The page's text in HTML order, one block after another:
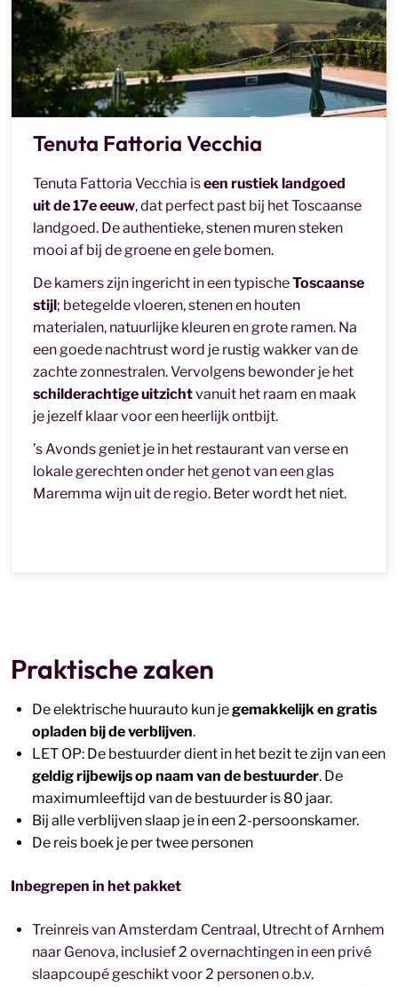
Tenuta Fattoria Vecchia
Tenuta Fattoria Vecchia iseen rustiek landgoed
uit de 17e eeuw, dat perfect past bij het Toscaanse
landgoed. De authentieke, stenen muren steken
mooi af bij de groene en gele bomen.
De kamers zijn ingericht in een typischeToscaanse
stijl; betegelde vloeren, stenen en houten
materialen, natuurlijke kleuren en grote ramen. Na
een goede nachtrust word je rustig wakker van de
zachte zonnestralen. Vervolgens bewonder je het
schilderachtige uitzichtvanuit het raam en maak
je jezelf klaar voor een heerlijk ontbijt.
’s Avonds geniet je in het restaurant van verse en
lokale gerechten onder het genot van een glas
Maremma wijn uit de regio. Beter wordt het niet.
Praktische zaken
De elektrische huurauto kun jegemakkelijk en gratis
opladen bij de verblijven.
LET OP: De bestuurder dient in het bezit te zijn van een
geldig rijbewijs op naam van de bestuurder. De
maximumleeftijd van de bestuurder is 80 jaar.
Bij alle verblijven slaap je in een 2-persoonskamer.
De reis boek je per twee personen
Inbegrepen in het pakket
Treinreis van Amsterdam Centraal, Utrecht of Arnhem
naar Genova, inclusief 2 overnachtingen in een privé
slaapcoupé geschikt voor 2 personen o.b.v.